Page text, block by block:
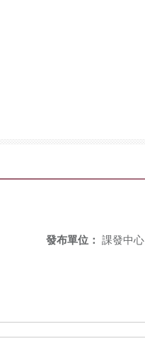
發布單位： 課發中心